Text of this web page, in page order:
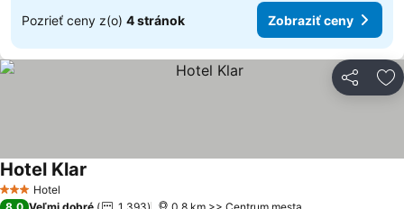
Pozrieť ceny z(o) 4 stránok Zobraziť ceny
Zdieľať
3 Počet hviezdičiek
Hotel
Hotel Klar